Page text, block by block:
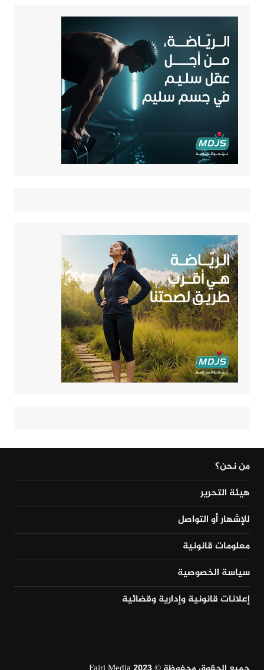
من نحن؟
هيئة التحرير
للإشهار أو التواصل
معلومات قانونية
سياسة الخصوصية
إعلانات قانونية وإدارية وقضائية